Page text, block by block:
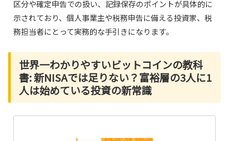
区分や確定申告での扱い、記録保存のポイントが具体的に
示されており、個人事業主や税務申告に備える投資家、税
務担当者にとって実務的な手引きになります。
世界一わかりやすいビットコインの教科
書: 新NISAでは足りない？富裕層の3人に1
人は始めている投資の新常識